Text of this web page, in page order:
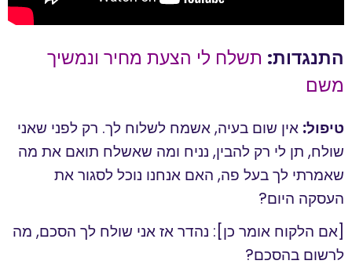
התנגדות: תשלח לי הצעת מחיר ונמשיך
משם
טיפול: אין שום בעיה, אשמח לשלוח לך. רק לפני שאני
שולח, תן לי רק להבין, נניח ומה שאשלח תואם את מה
שאמרתי לך בעל פה, האם אנחנו נוכל לסגור את
העסקה היום?
[אם הלקוח אומר כן]: נהדר אז אני שולח לך הסכם, מה
לרשום בהסכם?